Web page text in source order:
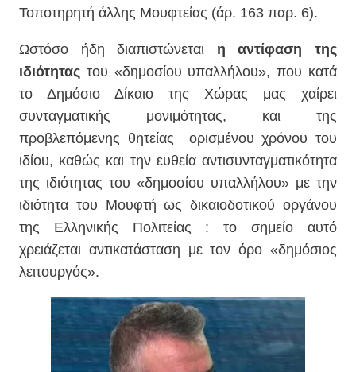
Τοποτηρητή άλλης Μουφτείας (άρ. 163 παρ. 6).
Ωστόσο ήδη διαπιστώνεται η αντίφαση της
ιδιότητας του «δημοσίου υπαλλήλου», που κατά
το Δημόσιο Δίκαιο της Χώρας μας χαίρει
συνταγματικής μονιμότητας, και της
προβλεπόμενης θητείας
ορισμένου χρόνου του
ιδίου, καθώς και την ευθεία αντισυνταγματικότητα
της ιδιότητας του «δημοσίου υπαλλήλου» με την
ιδιότητα του Μουφτή ως δικαιοδοτικού οργάνου
της Ελληνικής Πολιτείας : το σημείο αυτό
χρειάζεται αντικατάσταση με τον όρο «δημόσιος
λειτουργός».